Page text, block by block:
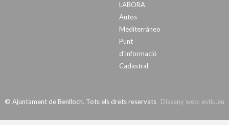
LABORA
Autos
Mediterráneo
Punt
d’Informació
Cadastral
Disseny web: estiu.eu
© Ajuntament de Benlloch. Tots els drets reservats